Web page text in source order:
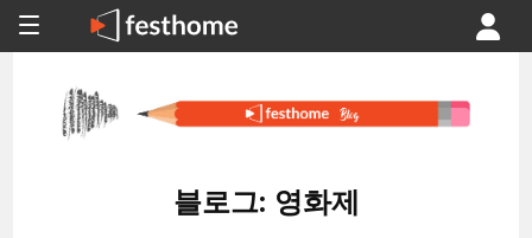
블로그: 영화제